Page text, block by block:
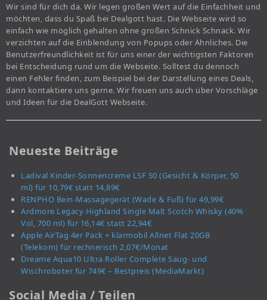
Wir sind für dich da. Wir legen großen Wert auf die Einfachheit und
möchten, dass du Spaß bei Dealgott hast. Die Webseite wird so
einfach wie möglich gehalten ohne großen Schnick Schnack. Wir
verzichten auf die Einblendung von Popups oder Ähnliches. Die
Benutzerfreundlichkeit ist für uns einer der wichtigsten Faktoren
bei Entscheidung rund um die Webseite. Solltest du dennoch
einen Fehler finden, zum Beispiel bei der Darstellung eines Deals,
dann kontaktiere uns gerne. Wir freuen uns auch über Vorschläge
und Ideen für die DealGott Webseite.
Neueste Beiträge
Ladival Kinder-Sonnencreme LSF 50 (Gesicht & Körper, 50
ml) für 10,79€ statt 14,89€
RENPHO Bein-Massagegerät (Wade & Fuß) für 49,99€
Ardmore Legacy Highland Single Malt Scotch Whisky (40%
Vol, 700 ml) für 16,14€ statt 22,94€
Apple AirTag 4er Pack + klarmobil Allnet Flat 20GB
(Telekom) für rechnerisch 2,07€/Monat
Dreame Aqua10 Ultra Roller Complete Saug- und
Wischroboter für 749€ – Bestpreis (MediaMarkt)
Social Media / Teilen